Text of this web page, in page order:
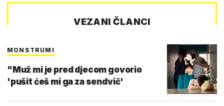
VEZANI ČLANCI
MONSTRUMI
"Muž mi je pred djecom govorio
'pušit ćeš mi ga za sendvič'